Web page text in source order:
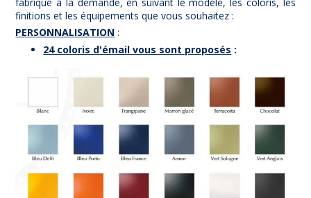
finitions et les équipements que vous souhaitez :
PERSONNALISATION :
24 coloris d'émail vous sont proposés :